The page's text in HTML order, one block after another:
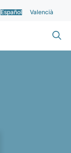
Español Valencià